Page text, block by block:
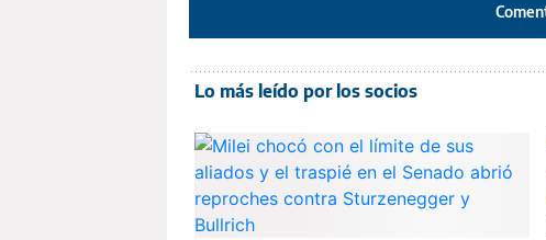
Lo más leído por los socios